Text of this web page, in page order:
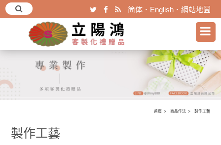
简体． English． 網站地圖
首頁 商品作法 製作工藝
製作工藝